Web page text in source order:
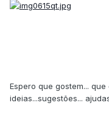
Espero que gostem...
ideias...sugestões...